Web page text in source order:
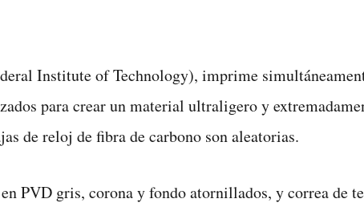
Institute of Technology), imprime
para crear un material ultraligero y
de reloj de fibra de carbono son aleatorias.
PVD gris, corona y fondo atornillados, y correa de